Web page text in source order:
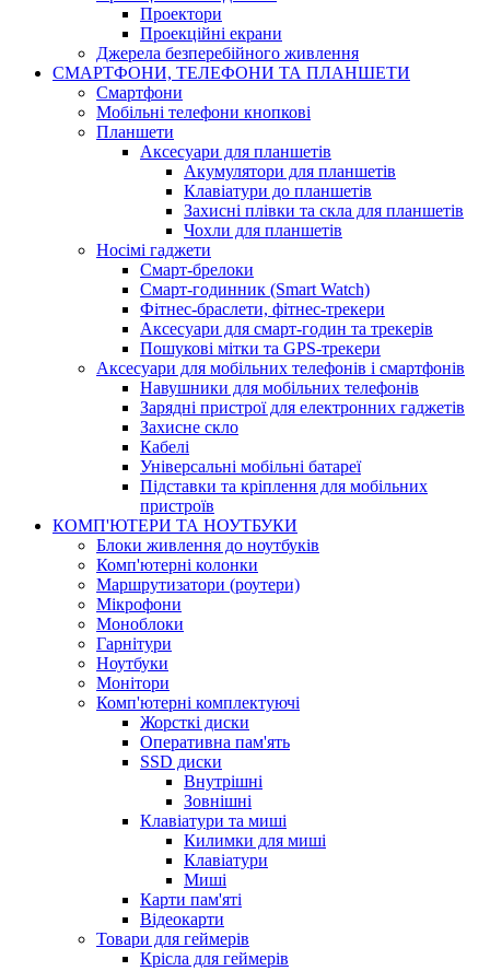
Проектори
Проекційні екрани
Джерела безперебійного живлення
СМАРТФОНИ, ТЕЛЕФОНИ ТА ПЛАНШЕТИ
Смартфони
Мобільні телефони кнопкові
Планшети
Аксесуари для планшетів
Акумулятори для планшетів
Клавіатури до планшетів
Захисні плівки та скла для планшетів
Чохли для планшетів
Носімі гаджети
Смарт-брелоки
Смарт-годинник (Smart Watch)
Фітнес-браслети, фітнес-трекери
Аксесуари для смарт-годин та трекерів
Пошукові мітки та GPS-трекери
Аксесуари для мобільних телефонів і смартфонів
Навушники для мобільних телефонів
Зарядні пристрої для електронних гаджетів
Захисне скло
Кабелі
Універсальні мобільні батареї
Підставки та кріплення для мобільних
пристроїв
КОМП'ЮТЕРИ ТА НОУТБУКИ
Блоки живлення до ноутбуків
Комп'ютерні колонки
Маршрутизатори (роутери)
Мікрофони
Моноблоки
Гарнітури
Ноутбуки
Монітори
Комп'ютерні комплектуючі
Жорсткі диски
Оперативна пам'ять
SSD диски
Внутрішні
Зовнішні
Клавіатури та миші
Килимки для миші
Клавіатури
Миші
Карти пам'яті
Відеокарти
Товари для геймерів
Крісла для геймерів